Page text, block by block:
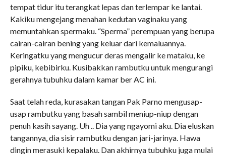
tempat tidur itu terangkat lepas dan terlempar ke lantai.
Kakiku mengejang menahan kedutan vaginaku yang
memuntahkan spermaku. “Sperma” perempuan yang berupa
cairan-cairan bening yang keluar dari kemaluannya.
Keringatku yang mengucur deras mengalir ke mataku, ke
pipiku, kebibirku. Kusibakkan rambutku untuk mengurangi
gerahnya tubuhku dalam kamar ber AC ini.
Saat telah reda, kurasakan tangan Pak Parno mengusap-
usap rambutku yang basah sambil meniup-niup dengan
penuh kasih sayang. Uh .. Dia yang ngayomi aku. Dia eluskan
tangannya, dia sisir rambutku dengan jari-jarinya. Hawa
dingin merasuki kepalaku. Dan akhirnya tubuhku juga mulai